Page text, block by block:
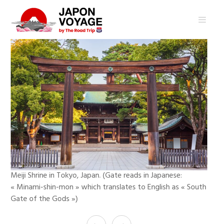
Meiji Shrine in Tokyo, Japan. (Gate reads in Japanese:
« Minami-shin-mon » which translates to English as « South
Gate of the Gods »)